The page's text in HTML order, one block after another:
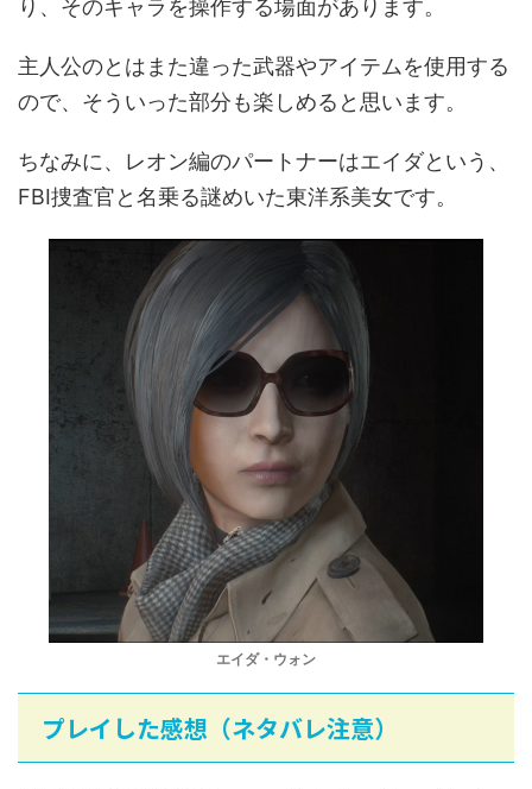
り、そのキャラを操作する場面があります。
主人公のとはまた違った武器やアイテムを使用する
ので、そういった部分も楽しめると思います。
ちなみに、レオン編のパートナーはエイダという、
FBI捜査官と名乗る謎めいた東洋系美女です。
エイダ・ウォン
プレイした感想（ネタバレ注意）